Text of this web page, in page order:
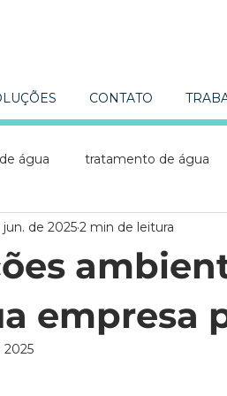
CONTATO
água tratamento de água
turnkey Automação e
empresa
jun. de 20252 min de leitura
2025